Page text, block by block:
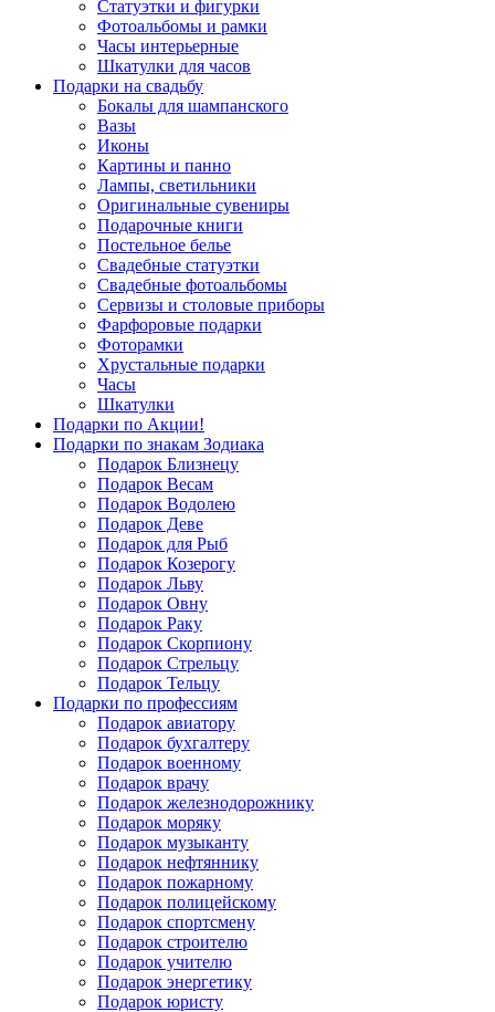
Статуэтки и фигурки
Фотоальбомы и рамки
Часы интерьерные
Шкатулки для часов
Подарки на свадьбу
Бокалы для шампанского
Вазы
Иконы
Картины и панно
Лампы, светильники
Оригинальные сувениры
Подарочные книги
Постельное белье
Свадебные статуэтки
Свадебные фотоальбомы
Сервизы и столовые приборы
Фарфоровые подарки
Фоторамки
Хрустальные подарки
Часы
Шкатулки
Подарки по Акции!
Подарки по знакам Зодиака
Подарок Близнецу
Подарок Весам
Подарок Водолею
Подарок Деве
Подарок для Рыб
Подарок Козерогу
Подарок Льву
Подарок Овну
Подарок Раку
Подарок Скорпиону
Подарок Стрельцу
Подарок Тельцу
Подарки по профессиям
Подарок авиатору
Подарок бухгалтеру
Подарок военному
Подарок врачу
Подарок железнодорожнику
Подарок моряку
Подарок музыканту
Подарок нефтяннику
Подарок пожарному
Подарок полицейскому
Подарок спортсмену
Подарок строителю
Подарок учителю
Подарок энергетику
Подарок юристу